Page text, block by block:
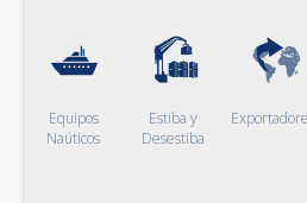
Equipos
Naúticos
Estiba y
Desestiba